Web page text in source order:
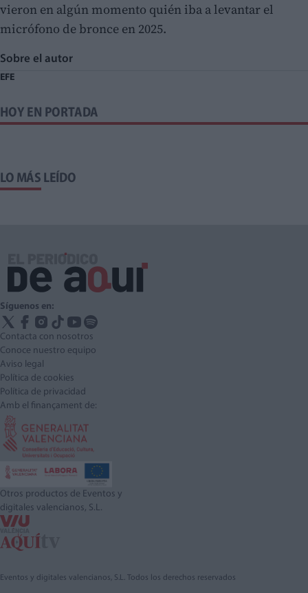
vieron en algún momento quién iba a levantar el
micrófono de bronce en 2025.
Sobre el autor
EFE
HOY EN PORTADA
LO MÁS LEÍDO
Síguenos en:
Contacta con nosotros
Conoce nuestro equipo
Aviso legal
Política de cookies
Política de privacidad
Amb el finançament de:
Otros productos de Eventos y
digitales valencianos, S.L.
Eventos y digitales valencianos, S.L. Todos los derechos reservados